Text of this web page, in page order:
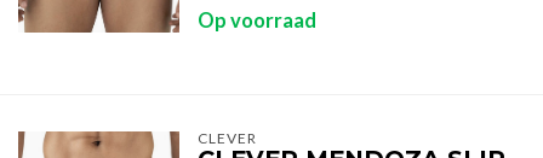
Op voorraad
CLEVER